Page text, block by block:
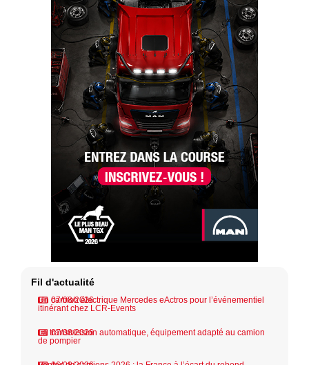
Fil d'actualité
07/08/2026
Un camion électrique Mercedes eActros pour l’événementiel
itinérant chez LCR-Events
07/08/2026
La transmission automatique, équipement adapté au camion
de pompier